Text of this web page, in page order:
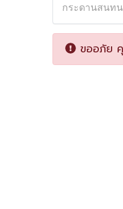
กระดานสนท
ขออภัย